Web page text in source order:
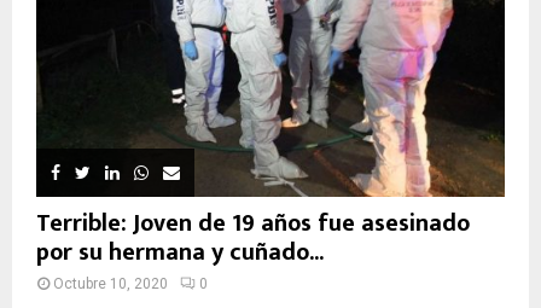
Terrible: Joven de 19 años fue asesinado
por su hermana y cuñado...
Octubre 10, 2020 0